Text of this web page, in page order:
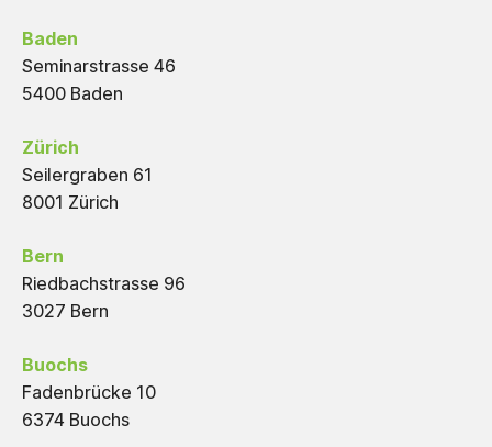
Baden
Seminarstrasse 46
5400 Baden
Zürich
Seilergraben 61
8001 Zürich
Bern
Riedbachstrasse 96
3027 Bern
Buochs
Fadenbrücke 10
6374 Buochs